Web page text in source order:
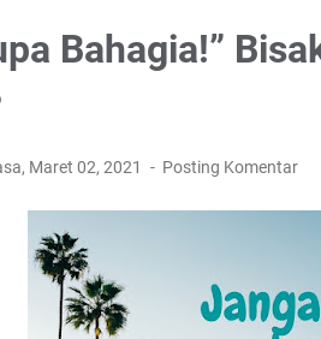
Bahagia!”
Maret 02, 2021 Posting Komentar